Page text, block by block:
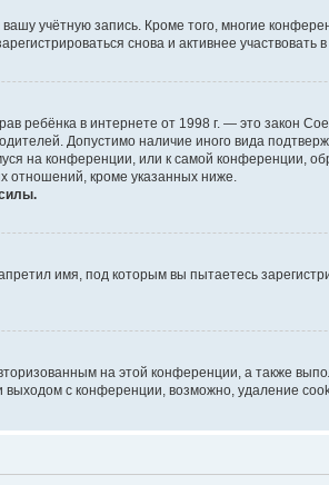
учётную запись. Кроме того, многие
снова и активнее участвовать в
ребёнка в интернете от 1998 г. — это закон
Допустимо наличие иного вида
на конференции, или к самой конференции,
отношений, кроме указанных ниже.
имя, под которым вы пытаетесь
на этой конференции, а также
с конференции, возможно, удаление